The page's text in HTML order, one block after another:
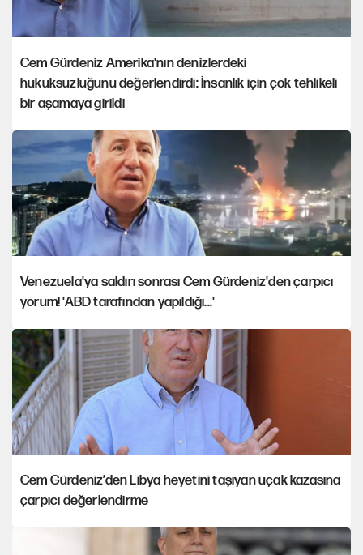
Cem Gürdeniz Amerika'nın denizlerdeki
hukuksuzluğunu değerlendirdi: İnsanlık için çok tehlikeli
bir aşamaya girildi
Venezuela'ya saldırı sonrası Cem Gürdeniz'den çarpıcı
yorum! 'ABD tarafından yapıldığı...'
Cem Gürdeniz’den Libya heyetini taşıyan uçak kazasına
çarpıcı değerlendirme